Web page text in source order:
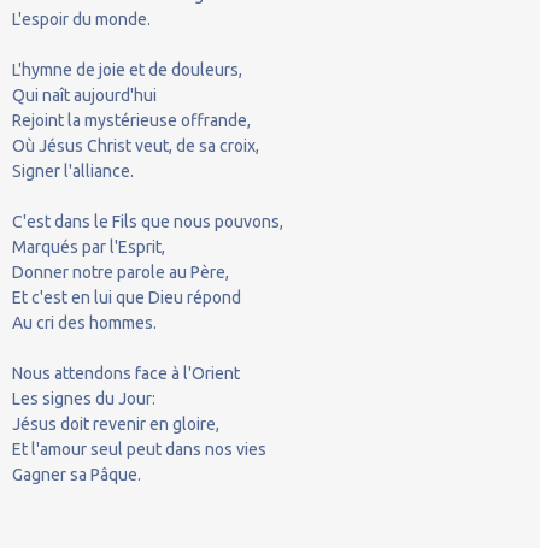
L'espoir du monde.
L'hymne de joie et de douleurs,
Qui naît aujourd'hui
Rejoint la mystérieuse offrande,
Où Jésus Christ veut, de sa croix,
Signer l'alliance.
C'est dans le Fils que nous pouvons,
Marqués par l'Esprit,
Donner notre parole au Père,
Et c'est en lui que Dieu répond
Au cri des hommes.
Nous attendons face à l'Orient
Les signes du Jour:
Jésus doit revenir en gloire,
Et l'amour seul peut dans nos vies
Gagner sa Pâque.